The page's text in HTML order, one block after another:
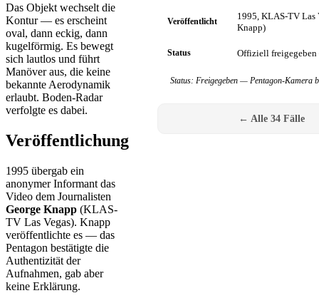
Das Objekt wechselt die
Kontur — es erscheint
oval, dann eckig, dann
kugelförmig. Es bewegt
sich lautlos und führt
Manöver aus, die keine
bekannte Aerodynamik
erlaubt. Boden-Radar
verfolgte es dabei.
Veröffentlichung
1995 übergab ein
anonymer Informant das
Video dem Journalisten
George Knapp (KLAS-
TV Las Vegas). Knapp
veröffentlichte es — das
Pentagon bestätigte die
Authentizität der
Aufnahmen, gab aber
keine Erklärung.
Veröffentlicht
1995, KLAS-TV Las
Knapp)
Status Offiziell
Status: Freigegeben — Pentagon-Kamera
← Alle 34 Fälle